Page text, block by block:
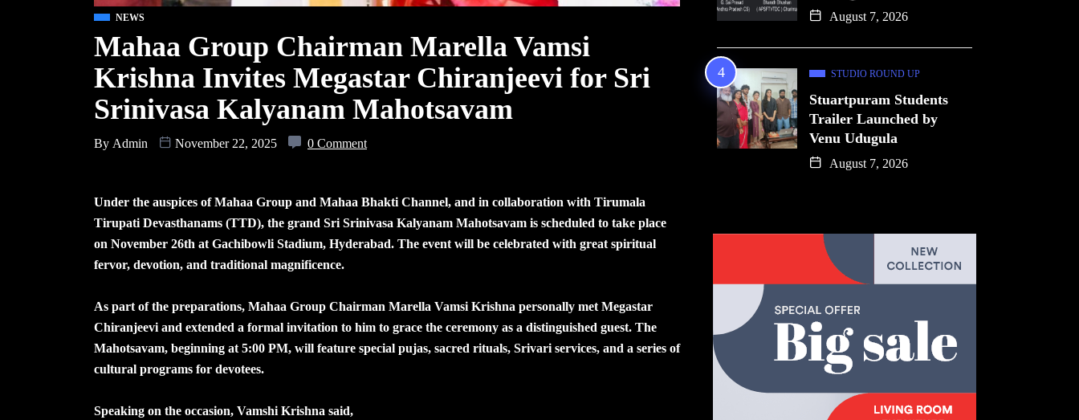
NEWS
Mahaa Group Chairman Marella Vamsi
Krishna Invites Megastar Chiranjeevi for Sri
Srinivasa Kalyanam Mahotsavam
By Admin November 22, 2025 0 Comment
Under the auspices of Mahaa Group and Mahaa Bhakti Channel, and in collaboration with Tirumala
Tirupati Devasthanams (TTD), the grand Sri Srinivasa Kalyanam Mahotsavam is scheduled to take place
on November 26th at Gachibowli Stadium, Hyderabad. The event will be celebrated with great spiritual
fervor, devotion, and traditional magnificence.
As part of the preparations, Mahaa Group Chairman Marella Vamsi Krishna personally met Megastar
Chiranjeevi and extended a formal invitation to him to grace the ceremony as a distinguished guest. The
Mahotsavam, beginning at 5:00 PM, will feature special pujas, sacred rituals, Srivari services, and a series of
cultural programs for devotees.
Speaking on the occasion, Vamshi Krishna said,
August 7, 2026
STUDIO ROUND UP
Stuartpuram Students
Trailer Launched by
Venu Udugula
August 7, 2026